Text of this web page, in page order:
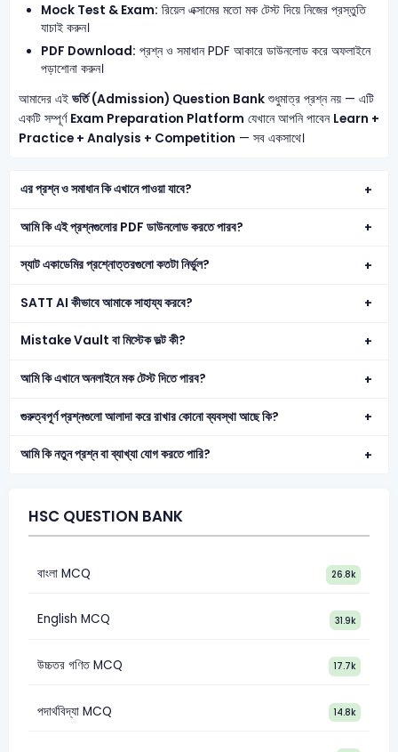
Mock Test & Exam: রিয়েল এক্সামের মতো মক টেস্ট দিয়ে নিজের প্রস্তুতি
যাচাই করুন।
PDF Download: প্রশ্ন ও সমাধান PDF আকারে ডাউনলোড করে অফলাইনে
পড়াশোনা করুন।
আমাদের এই ভর্তি (Admission) Question Bankশুধুমাত্র প্রশ্ন নয় — এটি
একটি সম্পূর্ণ Exam Preparation Platform যেখানে আপনি পাবেন Learn +
Practice + Analysis + Competition — সব একসাথে।
এর প্রশ্ন ও সমাধান কি এখানে পাওয়া যাবে?
আমি কি এই প্রশ্নগুলোর PDF ডাউনলোড করতে পারব?
স্যাট একাডেমির প্রশ্নোত্তরগুলো কতটা নির্ভুল?
SATT AI কীভাবে আমাকে সাহায্য করবে?
Mistake Vault বা মিস্টেক ভল্ট কী?
আমি কি এখানে অনলাইনে মক টেস্ট দিতে পারব?
গুরুত্বপূর্ণ প্রশ্নগুলো আলাদা করে রাখার কোনো ব্যবস্থা আছে কি?
আমি কি নতুন প্রশ্ন বা ব্যাখ্যা যোগ করতে পারি?
HSC QUESTION BANK
বাংলা MCQ 26.8k
English MCQ 31.9k
উচ্চতর গণিত MCQ 17.7k
পদার্থবিদ্যা MCQ 14.8k